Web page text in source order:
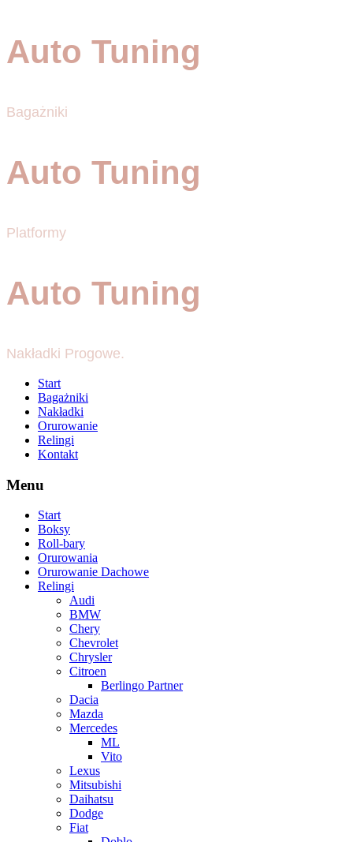
Auto Tuning
Bagażniki
Auto Tuning
Platformy
Auto Tuning
Nakładki Progowe.
Start
Bagażniki
Nakładki
Orurowanie
Relingi
Kontakt
Menu
Start
Boksy
Roll-bary
Orurowania
Orurowanie Dachowe
Relingi
Audi
BMW
Chery
Chevrolet
Chrysler
Citroen
Berlingo Partner
Dacia
Mazda
Mercedes
ML
Vito
Lexus
Mitsubishi
Daihatsu
Dodge
Fiat